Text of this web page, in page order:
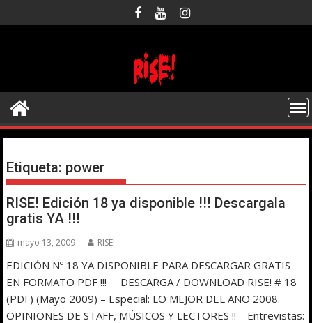
al
Etiqueta: power
RISE! Edición 18 ya disponible !!! Descargala
gratis YA !!!
mayo 13, 2009 RISE!
EDICIÓN Nº 18 YA DISPONIBLE PARA DESCARGAR GRATIS
EN FORMATO PDF !!! DESCARGA / DOWNLOAD RISE! # 18
(PDF) (Mayo 2009) – Especial: LO MEJOR DEL AÑO 2008.
OPINIONES DE STAFF, MÚSICOS Y LECTORES !! – Entrevistas: